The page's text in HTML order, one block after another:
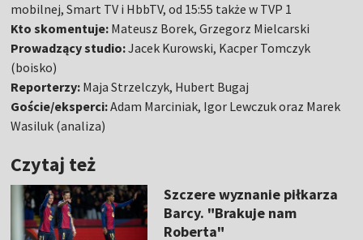
mobilnej, Smart TV i HbbTV, od 15:55 także w TVP 1
Kto skomentuje: Mateusz Borek, Grzegorz Mielcarski
Prowadzący studio:Jacek Kurowski, Kacper Tomczyk
(boisko)
Reporterzy: Maja Strzelczyk, Hubert Bugaj
Goście/eksperci:Adam Marciniak, Igor Lewczuk oraz Marek
Wasiluk (analiza)
Czytaj też
Szczere wyznanie piłkarza
Barcy. "Brakuje nam
Roberta"